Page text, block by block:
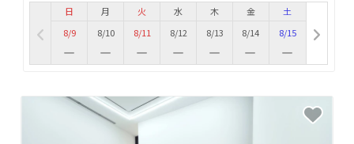
日
8/9
月
8/10
火
8/11
水
8/12
木
8/13
金
8/14
土
8/15